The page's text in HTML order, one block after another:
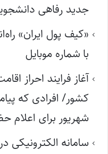
جدید رفاهی دانشجویان
«کیف پول ایران»
با شماره موبایل
آغاز فرایند احراز
کشور/ افرادی که
شهریور برای
سامانه